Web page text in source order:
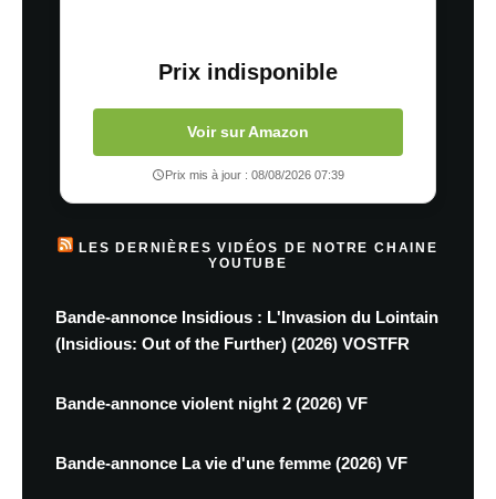
Prix indisponible
Voir sur Amazon
Prix mis à jour : 08/08/2026 07:39
LES DERNIÈRES VIDÉOS DE NOTRE CHAINE
YOUTUBE
Bande-annonce Insidious : L'Invasion du Lointain
(Insidious: Out of the Further) (2026) VOSTFR
Bande-annonce violent night 2 (2026) VF
Bande-annonce La vie d'une femme (2026) VF